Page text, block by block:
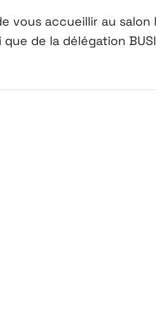
vous accueillir au
que de la délégation